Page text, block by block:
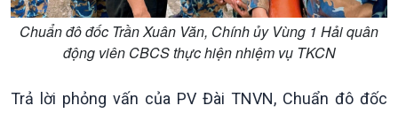
Chuẩn đô đốc Trần Xuân Văn, Chính ủy Vùng 1 Hải quân
động viên CBCS thực hiện nhiệm vụ TKCN
Trả lời phỏng vấn của PV Đài TNVN, Chuẩn đô đốc